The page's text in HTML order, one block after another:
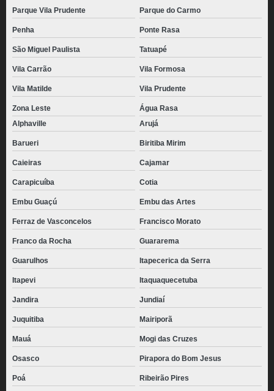
Parque Vila Prudente Parque do Carmo
Penha Ponte Rasa
São Miguel Paulista Tatuapé
Vila Carrão Vila Formosa
Vila Matilde Vila Prudente
Zona Leste
Água Rasa
Alphaville
Arujá
Barueri Biritiba Mirim
Caieiras Cajamar
Carapicuíba Cotia
Embu Guaçú Embu das Artes
Ferraz de Vasconcelos Francisco Morato
Franco da Rocha Guararema
Guarulhos Itapecerica da Serra
Itapevi Itaquaquecetuba
Jandira Jundiaí
Juquitiba Mairiporã
Mauá Mogi das Cruzes
Osasco Pirapora do Bom Jesus
Poá Ribeirão Pires